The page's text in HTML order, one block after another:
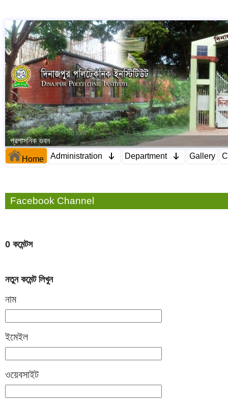
প্রশাসনিক ভবন
Home Administration Department Gallery
Facebook Channel
0 কমেন্টস
নতুন কমেন্ট লিখুন
নাম
ইমেইল
ওয়েবসাইট